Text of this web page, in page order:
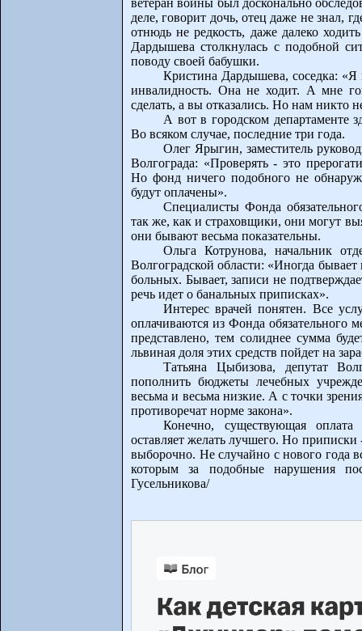
ветеран войны был досконально
деле, говорит дочь, отец даже не знал,
отнюдь не редкость, даже далеко
Дардышева столкнулась с подобной
поводу своей бабушки.
Кристина Дардышева, соседка:
инвалидность. Она не ходит. А мне
сделать, а вы отказались. Но нам никто
А вот в городском департаменте
Во всяком случае, последние три года.
Олег Ярыгин, заместитель
Волгограда: «Проверять - это
Но фонд ничего подобного не
будут оплачены».
Специалисты Фонда
так же, как и страховщики, они могут
они бывают весьма показательны.
Ольга Котрунова, начальник
Волгоградской области: «Иногда
больных. Бывает, записи не
речь идет о банальных приписках».
Интерес врачей понятен. Все
оплачиваются из Фонда обязательного
представлено, тем солиднее сумма
львиная доля этих средств пойдет на
Татьяна Цыбизова, депутат
пополнить бюджеты лечебных
весьма и весьма низкие. А с точки
противоречат норме закона».
Конечно, существующая
оставляет желать лучшего. Но
выборочно. Не случайно с нового года
которым за подобные нарушения
Гусельникова/